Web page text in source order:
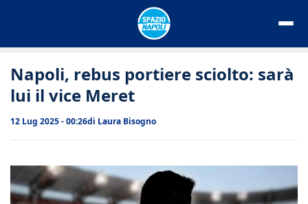
Napoli, rebus portiere sciolto: sarà
lui il vice Meret
12 Lug 2025 - 00:26di Laura Bisogno